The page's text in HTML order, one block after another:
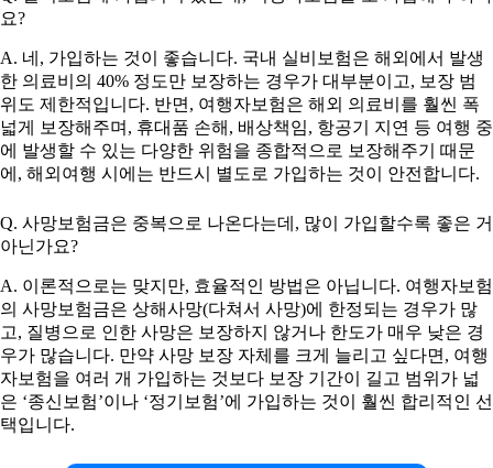
요?
A. 네, 가입하는 것이 좋습니다. 국내 실비보험은 해외에서 발생
한 의료비의 40% 정도만 보장하는 경우가 대부분이고, 보장 범
위도 제한적입니다. 반면, 여행자보험은 해외 의료비를 훨씬 폭
넓게 보장해주며, 휴대품 손해, 배상책임, 항공기 지연 등 여행 중
에 발생할 수 있는 다양한 위험을 종합적으로 보장해주기 때문
에, 해외여행 시에는 반드시 별도로 가입하는 것이 안전합니다.
Q. 사망보험금은 중복으로 나온다는데, 많이 가입할수록 좋은 거
아닌가요?
A. 이론적으로는 맞지만, 효율적인 방법은 아닙니다. 여행자보험
의 사망보험금은 상해사망(다쳐서 사망)에 한정되는 경우가 많
고, 질병으로 인한 사망은 보장하지 않거나 한도가 매우 낮은 경
우가 많습니다. 만약 사망 보장 자체를 크게 늘리고 싶다면, 여행
자보험을 여러 개 가입하는 것보다 보장 기간이 길고 범위가 넓
은 ‘종신보험’이나 ‘정기보험’에 가입하는 것이 훨씬 합리적인 선
택입니다.